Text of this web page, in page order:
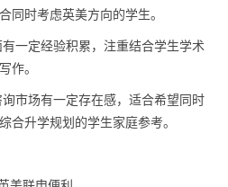
同时考虑英美方向的学生。
一定经验积累，注重结合学生学术
作。
市场有一定存在感，适合希望同时
合升学规划的学生家庭参考。